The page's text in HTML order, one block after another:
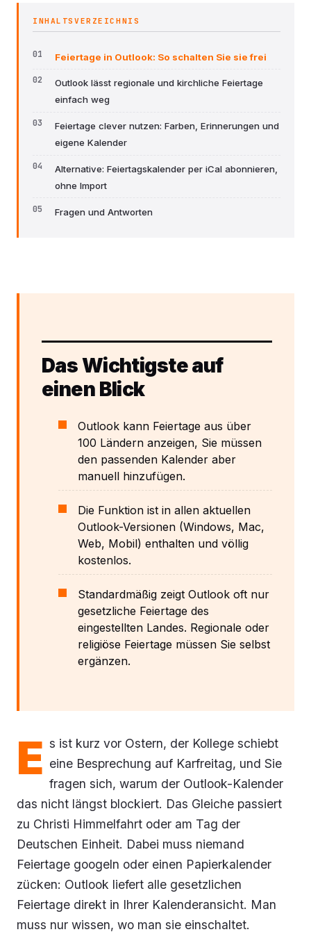
INHALTSVERZEICHNIS
Feiertage in Outlook: So schalten Sie sie frei
Outlook lässt regionale und kirchliche Feiertage
einfach weg
Feiertage clever nutzen: Farben, Erinnerungen und
eigene Kalender
Alternative: Feiertagskalender per iCal abonnieren,
ohne Import
Fragen und Antworten
Das Wichtigste auf
einen Blick
Outlook kann Feiertage aus über
100 Ländern anzeigen, Sie müssen
den passenden Kalender aber
manuell hinzufügen.
Die Funktion ist in allen aktuellen
Outlook-Versionen (Windows, Mac,
Web, Mobil) enthalten und völlig
kostenlos.
Standardmäßig zeigt Outlook oft nur
gesetzliche Feiertage des
eingestellten Landes. Regionale oder
religiöse Feiertage müssen Sie selbst
ergänzen.
E s ist kurz vor Ostern, der Kollege schiebt
eine Besprechung auf Karfreitag, und Sie
fragen sich, warum der Outlook-Kalender
das nicht längst blockiert. Das Gleiche passiert
zu Christi Himmelfahrt oder am Tag der
Deutschen Einheit. Dabei muss niemand
Feiertage googeln oder einen Papierkalender
zücken: Outlook liefert alle gesetzlichen
Feiertage direkt in Ihrer Kalenderansicht. Man
muss nur wissen, wo man sie einschaltet.